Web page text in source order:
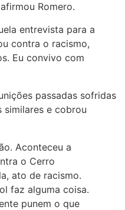
Romero.
entrevista para a
contra o racismo,
Eu convivo com
passadas sofridas
similares e cobrou
Aconteceu a
o Cerro
ato de racismo.
faz alguma coisa.
punem o que